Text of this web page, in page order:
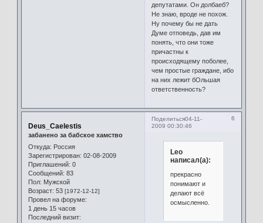
депутатами. Он долбаеб?
Не знаю, вроде не похож.
Ну почему бы не дать
Думе отповедь, дав им
понять, что они тоже
причастны к
происходящему поболее,
чем простые граждане, ибо
на них лежит бОльшая
ответственность?
Поделиться 6
04-11-
2009 00:30:46
Deus_Caelestis
забанено за бабское хамство
Откуда: Россия
Зарегистрирован: 02-08-2009
Приглашений: 0
Сообщений: 83
Пол: Мужской
Возраст: 53 [1972-12-12]
Провел на форуме:
1 день 15 часов
Последний визит:
Leo
написал(а):
прекрасно
понимают и
делают всё
осмысленно.